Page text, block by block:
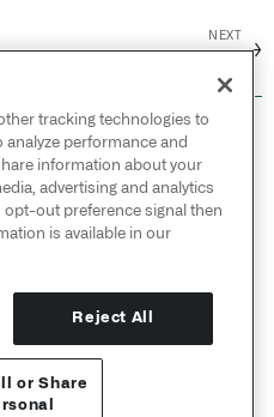
NEXT
→
Inc. All rights
Information
tracking technologies to
performance and
information about your
advertising and analytics
opt-out preference signal then
is available in our
Reject All
or Share